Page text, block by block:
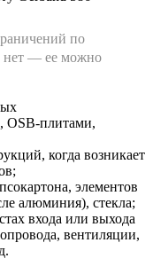
по
нет — ее можно
OSB-плитами,
когда возникает
элементов
алюминия), стекла;
входа или выхода
вентиляции,